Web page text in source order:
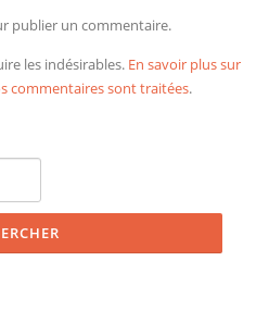
publier un commentaire.
les indésirables. En savoir plus sur
commentaires sont traitées.